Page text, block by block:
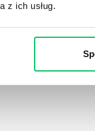
z ich usług.